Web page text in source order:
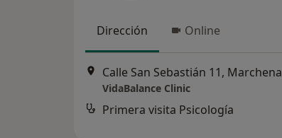
Dirección Online
Calle San Sebastián 11, Marchena
VidaBalance Clinic
Primera visita Psicología